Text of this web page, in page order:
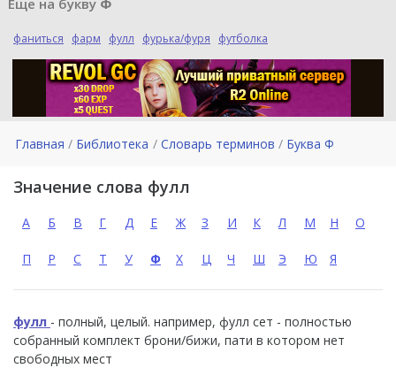
Еще на букву Ф
фаниться фарм фулл фурька/фуря футболка
Главная Библиотека Словарь терминов Буква Ф
Значение слова фулл
А Б В Г Д Е Ж З И К Л М Н О
П Р С Т У Ф Х Ц Ч Ш Э Ю Я
фулл - полный, целый. например, фулл сет - полностью
собранный комплект брони/бижи, пати в котором нет
свободных мест